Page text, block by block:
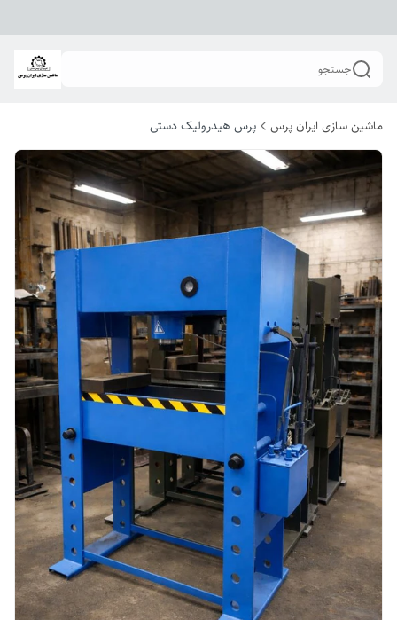
جستجو
ماشین سازی ایران پرس پرس هیدرولیک دستی